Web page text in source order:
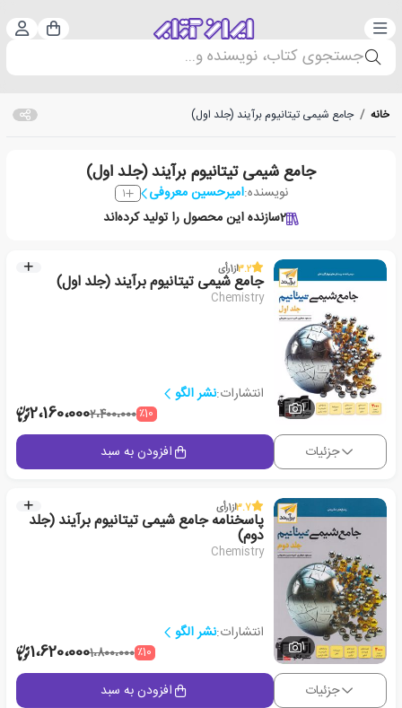
دسته‌بندی سبد
جستجوی کتاب، نویسنده و...
خانه / جامع شیمی تیتانیوم برآیند (جلد اول)
جامع شیمی تیتانیوم برآیند (جلد اول)
نویسنده:امیرحسین معروفی 1
2سازنده این محصول را تولید کرده‌اند
1
3.2از1رأی
جامع شیمی تیتانیوم برآیند (جلد اول)
Chemistry
انتشارات:نشر الگو
٪102،400،0002،160،000
جزئیات افزودن به سبد
1
3.7از1رأی
پاسخنامه جامع شیمی تیتانیوم برآیند (جلد
دوم)
Chemistry
انتشارات:نشر الگو
٪101،800،0001،620،000
جزئیات افزودن به سبد